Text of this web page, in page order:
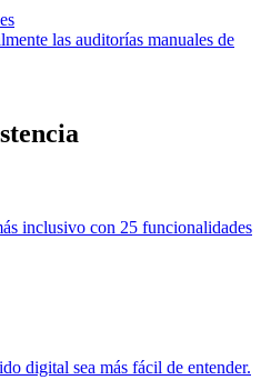
las auditorías manuales de
inclusivo con 25 funcionalidades
digital sea más fácil de entender.